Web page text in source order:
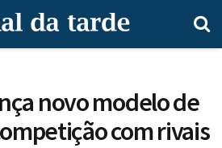
novo modelo de
com rivais